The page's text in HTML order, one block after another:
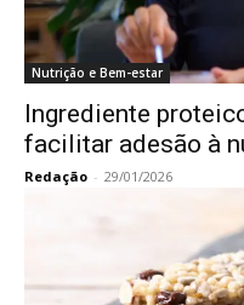
Nutrição e Bem-estar
Ingrediente
facilitar adesão à
Redação - 29/01/2026